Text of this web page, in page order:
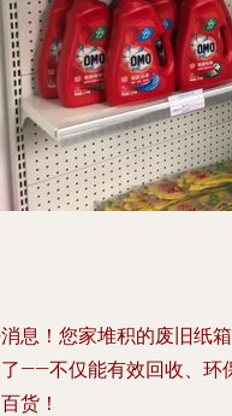
息！您家堆积的废旧纸
——不仅能有效回收、环
货！